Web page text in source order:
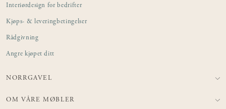
Interiørdesign for bedrifter
Kjøps- & leveringbetingelser
Rådgivning
Angre kjøpet ditt
NORRGAVEL
OM VÅRE MØBLER